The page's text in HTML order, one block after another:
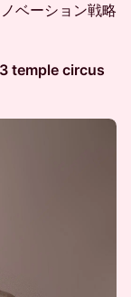
ベーション戦略
temple circus